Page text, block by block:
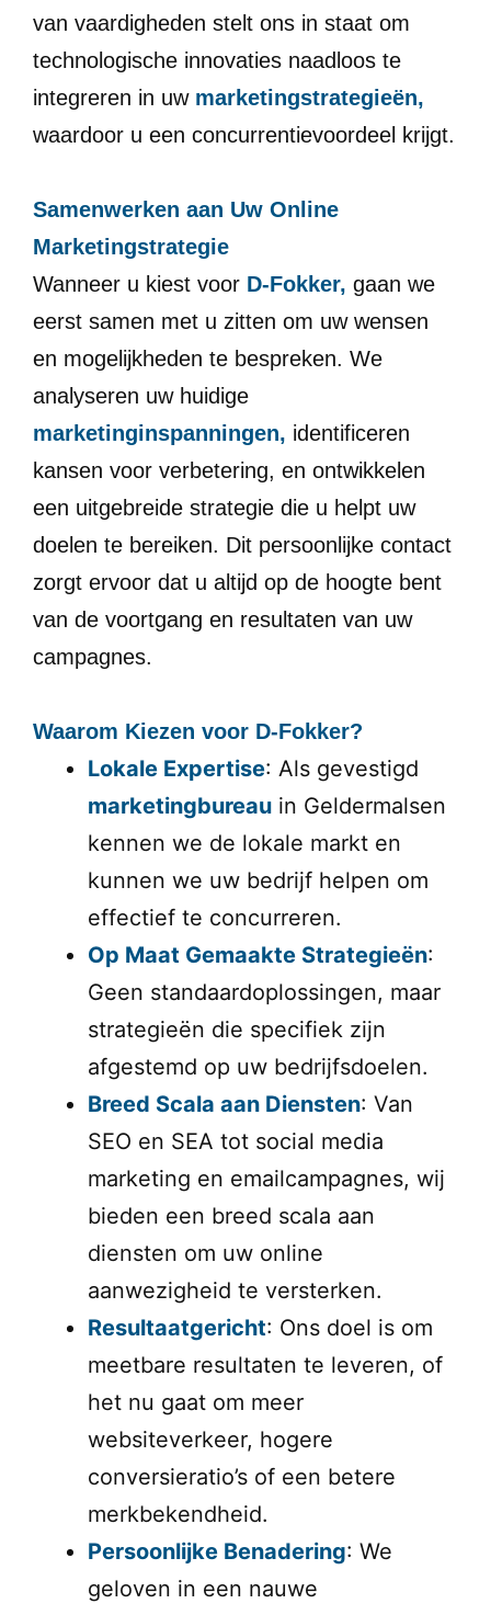
van vaardigheden stelt ons in staat om
technologische innovaties naadloos te
integreren in uw marketingstrategieën,
waardoor u een concurrentievoordeel krijgt.
Samenwerken aan Uw Online
Marketingstrategie
Wanneer u kiest voor D-Fokker, gaan we
eerst samen met u zitten om uw wensen
en mogelijkheden te bespreken. We
analyseren uw huidige
marketinginspanningen, identificeren
kansen voor verbetering, en ontwikkelen
een uitgebreide strategie die u helpt uw
doelen te bereiken. Dit persoonlijke contact
zorgt ervoor dat u altijd op de hoogte bent
van de voortgang en resultaten van uw
campagnes.
Waarom Kiezen voor D-Fokker?
Lokale Expertise: Als gevestigd
marketingbureau in Geldermalsen
kennen we de lokale markt en
kunnen we uw bedrijf helpen om
effectief te concurreren.
Op Maat Gemaakte Strategieën:
Geen standaardoplossingen, maar
strategieën die specifiek zijn
afgestemd op uw bedrijfsdoelen.
Breed Scala aan Diensten: Van
SEO en SEA tot social media
marketing en emailcampagnes, wij
bieden een breed scala aan
diensten om uw online
aanwezigheid te versterken.
Resultaatgericht: Ons doel is om
meetbare resultaten te leveren, of
het nu gaat om meer
websiteverkeer, hogere
conversieratio’s of een betere
merkbekendheid.
Persoonlijke Benadering: We
geloven in een nauwe